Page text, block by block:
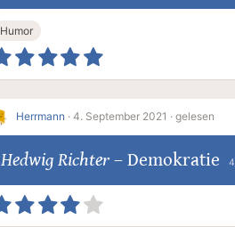
Humor
Herrmann · 4. September 2021 · gelesen
Hedwig Richter– Demokratie